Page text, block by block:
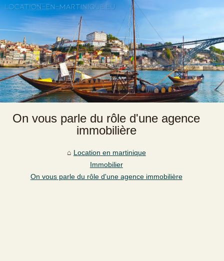
On vous parle du rôle d'une agence
immobilière
Location en martinique
Immobilier
On vous parle du rôle d'une agence immobilière